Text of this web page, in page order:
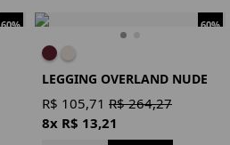
60% 60%
LEGGING OVERLAND NUDE
R$ 105,71 R$ 264,27
8x R$ 13,21